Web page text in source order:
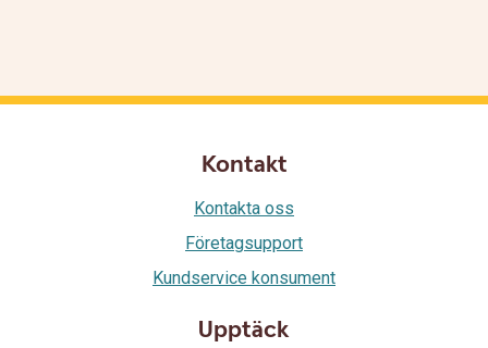
Kontakt
Kontakta oss
Företagsupport
Kundservice konsument
Upptäck